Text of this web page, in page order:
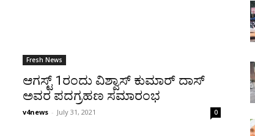
Fresh News
ಆಗಸ್ಟ್ 1ರಂದು ವಿಶ್ವಾಸ್ ಕುಮಾರ್ ದಾಸ್
ಅವರ ಪದಗ್ರಹಣ ಸಮಾರಂಭ
v4news - July 31, 2021 0